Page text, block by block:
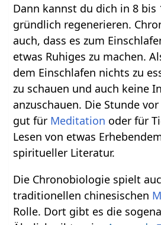
Dann kannst du dich in 8 bis
gründlich regenerieren.
auch, dass es zum
etwas Ruhiges zu machen.
dem Einschlafen nichts zu
zu schauen und auch keine
anzuschauen. Die Stunde
gut für Meditation oder für
Lesen von etwas
spiritueller Literatur.
Die Chronobiologie spielt
traditionellen chinesischen
Rolle. Dort gibt es die